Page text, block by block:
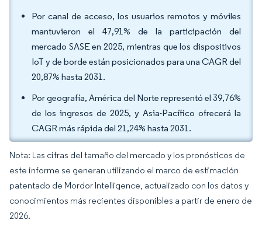
Por canal de acceso, los usuarios remotos y móviles
mantuvieron el 47,91% de la participación del
mercado SASE en 2025, mientras que los dispositivos
IoT y de borde están posicionados para una CAGR del
20,87% hasta 2031.
Por geografía, América del Norte representó el 39,76%
de los ingresos de 2025, y Asia-Pacífico ofrecerá la
CAGR más rápida del 21,24% hasta 2031.
Nota: Las cifras del tamaño del mercado y los pronósticos de
este informe se generan utilizando el marco de estimación
patentado de Mordor Intelligence, actualizado con los datos y
conocimientos más recientes disponibles a partir de enero de
2026.